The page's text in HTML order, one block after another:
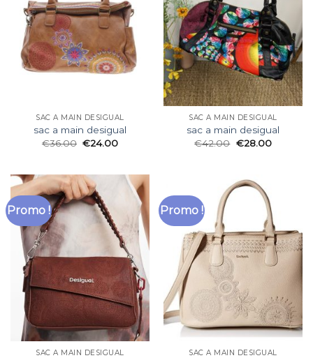
SAC A MAIN DESIGUAL
sac a main desigual
€36.00 €24.00
SAC A MAIN DESIGUAL
sac a main desigual
€42.00 €28.00
Promo !
SAC A MAIN DESIGUAL
Promo !
SAC A MAIN DESIGUAL